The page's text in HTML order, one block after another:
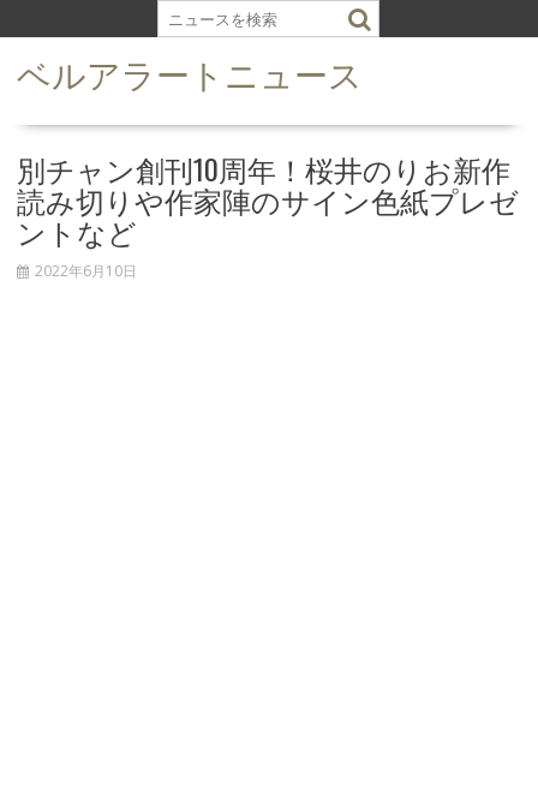
k
ベルアラートニュース
別チャン創刊10周年！桜井のりお新作
読み切りや作家陣のサイン色紙プレゼ
ントなど
2022年6月10日